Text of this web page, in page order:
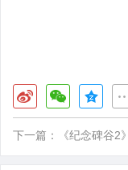
下一篇： 《纪念碑谷